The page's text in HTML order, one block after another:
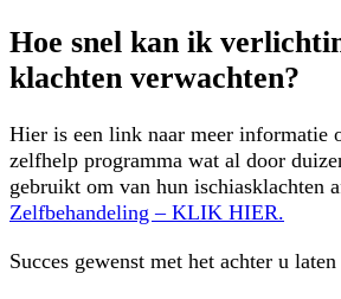
Hoe snel kan ik
klachten verwachten?
Hier is een link naar meer informatie
zelfhelp programma wat al door
gebruikt om van hun ischiasklachten
Zelfbehandeling – KLIK HIER.
Succes gewenst met het achter u